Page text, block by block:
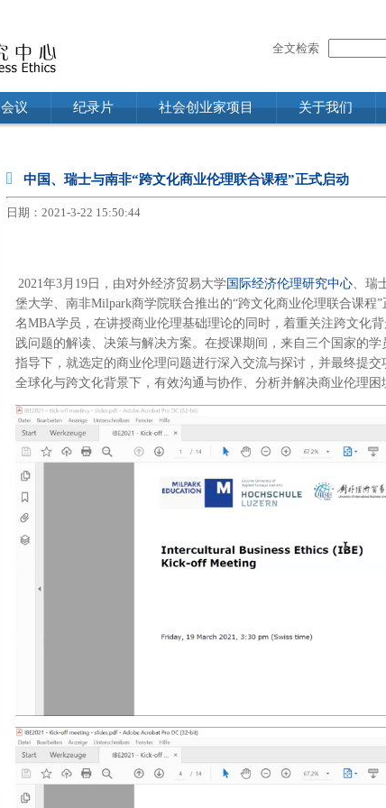
全文检索
会议 纪录片 社会创业家项目 关于我们
中国、瑞士与南非“跨文化商业伦理联合课程”正式启动
日期：2021-3-22 15:50:44
2021 年3月1 9 日，由对外经济贸易大学 国际经济伦理研究中心 、瑞
堡大学、南非Milpark商学院联合推出的“跨文化商业伦理联合课程
名MBA学员，在讲授商业伦理基础理论的同时，着重关注跨文化
践问题的解读、决策与解决方案。在授课期间，来自三个国家的
指导下，就选定的商业伦理问题进行深入交流与探讨，并最终提
全球化与跨文化背景下，有效沟通与协作、分析并解决商业伦理困